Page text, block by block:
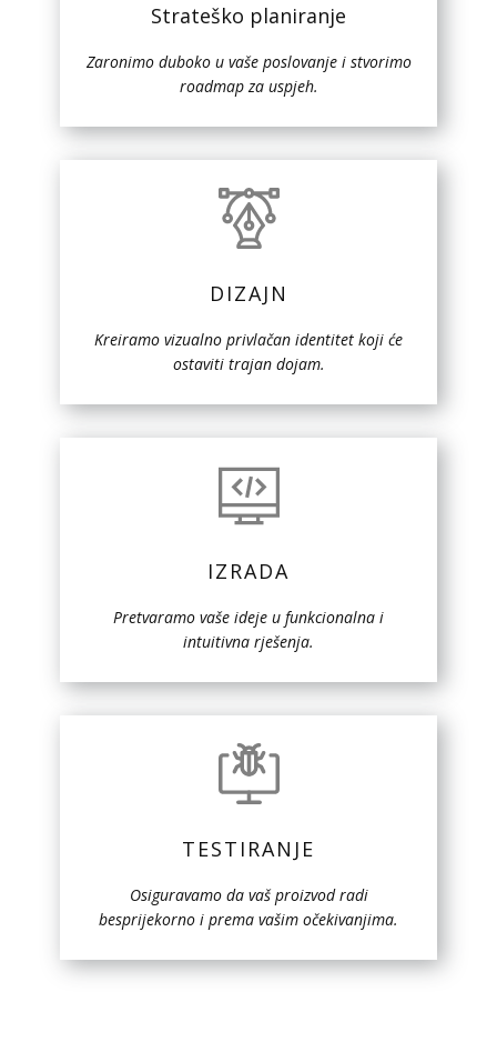
Strateško planiranje
Zaronimo duboko u vaše poslovanje i stvorimo
roadmap za uspjeh.
DIZAJN
Kreiramo vizualno privlačan identitet koji će
ostaviti trajan dojam.
IZRADA
Pretvaramo vaše ideje u funkcionalna i
intuitivna rješenja.
TESTIRANJE
Osiguravamo da vaš proizvod radi
besprijekorno i prema vašim očekivanjima.